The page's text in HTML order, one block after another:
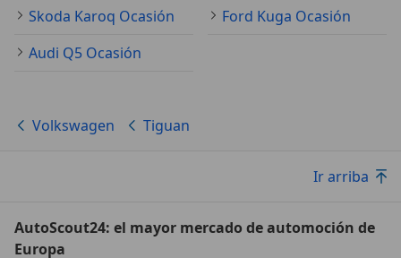
Skoda Karoq Ocasión
Ford Kuga Ocasión
Audi Q5 Ocasión
Volkswagen Tiguan
Ir arriba
AutoScout24: el mayor mercado de automoción de
Europa